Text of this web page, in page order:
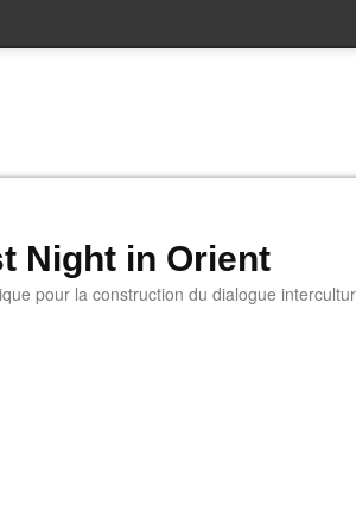
Night in Orient
pour la construction du dialogue